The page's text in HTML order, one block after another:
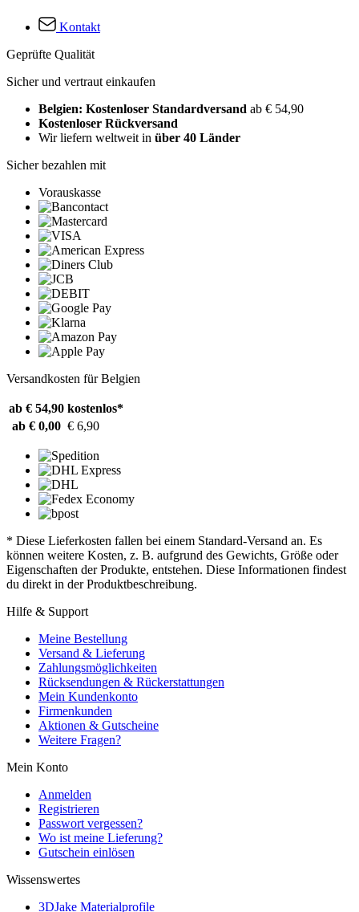
Kontakt
Geprüfte Qualität
Sicher und vertraut einkaufen
Belgien: Kostenloser Standardversand ab € 54,90
Kostenloser Rückversand
Wir liefern weltweit in über 40 Länder
Sicher bezahlen mit
Vorauskasse
Versandkosten für Belgien
ab € 54,90 kostenlos*
ab € 0,00 € 6,90
* Diese Lieferkosten fallen bei einem Standard-Versand an. Es
können weitere Kosten, z. B. aufgrund des Gewichts, Größe oder
Eigenschaften der Produkte, entstehen. Diese Informationen findest
du direkt in der Produktbeschreibung.
Hilfe & Support
Meine Bestellung
Versand & Lieferung
Zahlungsmöglichkeiten
Rücksendungen & Rückerstattungen
Mein Kundenkonto
Firmenkunden
Aktionen & Gutscheine
Weitere Fragen?
Mein Konto
Anmelden
Registrieren
Passwort vergessen?
Wo ist meine Lieferung?
Gutschein einlösen
Wissenswertes
3DJake Materialprofile